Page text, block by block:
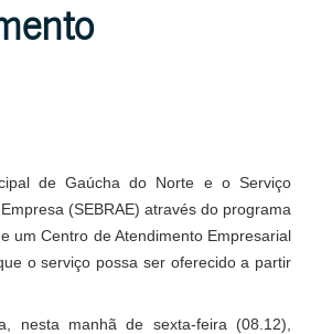
de Gaúcha do Norte e o Serviço
(SEBRAE) através do programa
um Centro de Atendimento Empresarial
o serviço possa ser oferecido a partir
nesta manhã de sexta-feira (08.12),